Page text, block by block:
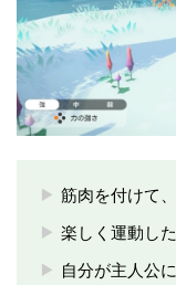
筋肉を付けて
楽しく運動し
自分が主人公